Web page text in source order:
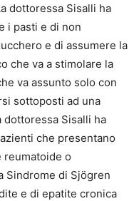
dottoressa Sisalli ha
i pasti e di non
e di assumere la
che va a stimolare la
va assunto solo con
sottoposti ad una
dottoressa Sisalli ha
che presentano
reumatoide o
di Sjögren
e di epatite cronica